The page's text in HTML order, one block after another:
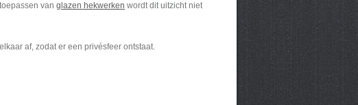
van glazen hekwerken wordt dit uitzicht niet
af, zodat er een privésfeer ontstaat.